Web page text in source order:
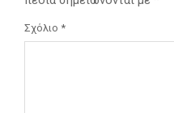
Σχόλιο *